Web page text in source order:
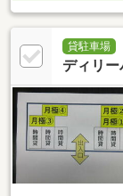
貸駐車場
ディリ